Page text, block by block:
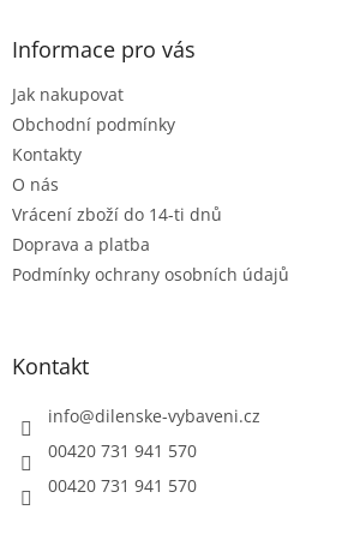
Informace pro vás
Jak nakupovat
Obchodní podmínky
Kontakty
O nás
Vrácení zboží do 14-ti dnů
Doprava a platba
Podmínky ochrany osobních údajů
Kontakt
info@dilenske-vybaveni.cz
00420 731 941 570
00420 731 941 570